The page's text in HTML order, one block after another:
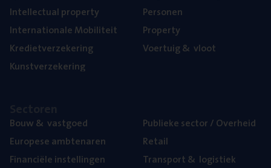
Intel­lec­tu­al property
Inter­na­ti­o­na­le Mobiliteit
Kre­diet­ver­ze­ke­ring
Kunst­ver­ze­ke­ring
Per­so­nen
Pro­per­ty
Voer­tuig& vloot
Bouw& vastgoed
Euro­pe­se ambtenaren
Finan­ci­ë­le instellingen
Publie­ke sec­tor / Overheid
Retail
Trans­port& logistiek